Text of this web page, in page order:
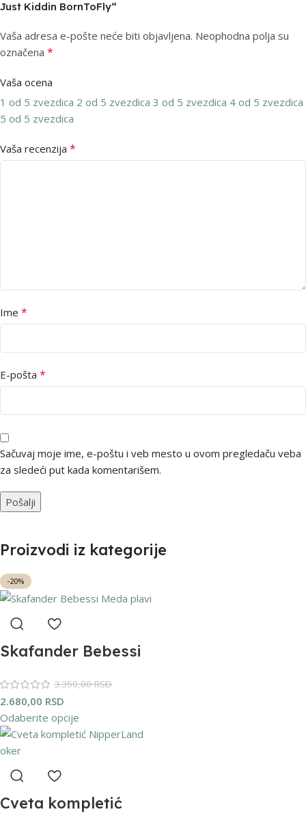
Just Kiddin BornToFly“
Vaša adresa e-pošte neće biti objavljena. Neophodna polja su
označena *
Vaša ocena
1 od 5 zvezdica 2 od 5 zvezdica 3 od 5 zvezdica 4 od 5 zvezdica
5 od 5 zvezdica
Vaša recenzija *
Ime *
E-pošta *
Sačuvaj moje ime, e-poštu i veb mesto u ovom pregledaču veba
za sledeći put kada komentarišem.
Proizvodi iz kategorije
-20%
Skafander Bebessi
3.350,00RSD
2.680,00 RSD
Odaberite opcije
Cveta kompletić